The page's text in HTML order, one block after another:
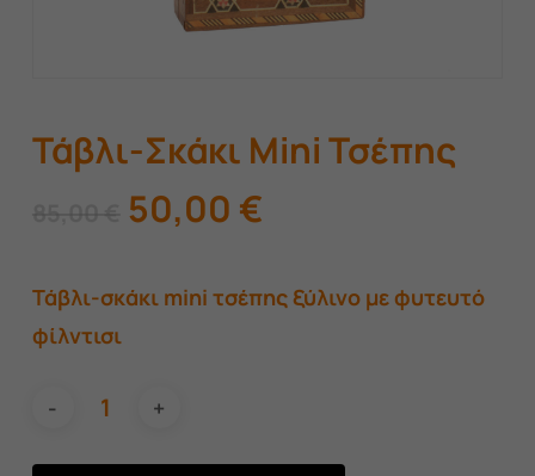
Τάβλι-Σκάκι Mini Τσέπης
85,00 € Original
price
was:
85,00 €.
50,00 €Η
τιμή
είναι:
Τάβλι-σκάκι mini τσέπης ξύλινο με φυτευτό
φίλντισι